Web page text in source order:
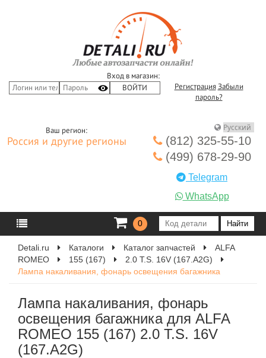
Вход в магазин:
Регистрация Забыли
пароль?
Ваш регион:
Россия и другие регионы
(812) 325-55-10
(499) 678-29-90
Telegram
WhatsApp
0
Detali.ru Каталоги Каталог запчастей
ALFA
ROMEO
155 (167)
2.0 T.S. 16V (167.A2G)
Лампа накаливания, фонарь освещения багажника
Лампа накаливания, фонарь
освещения багажника для ALFA
ROMEO 155 (167) 2.0 T.S. 16V
(167.A2G)